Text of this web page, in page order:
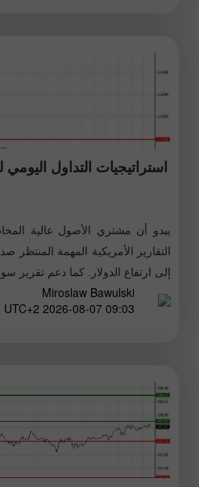
استراتيجيات التداول اليومي
يبدو أن مشتري الأصول عالية
التقارير الأمريكية المهمة المنتظر
إلى ارتفاع الدولار. كما دعم تقرير
Miroslaw Bawulski
09:03 2026-08-07 UTC+2